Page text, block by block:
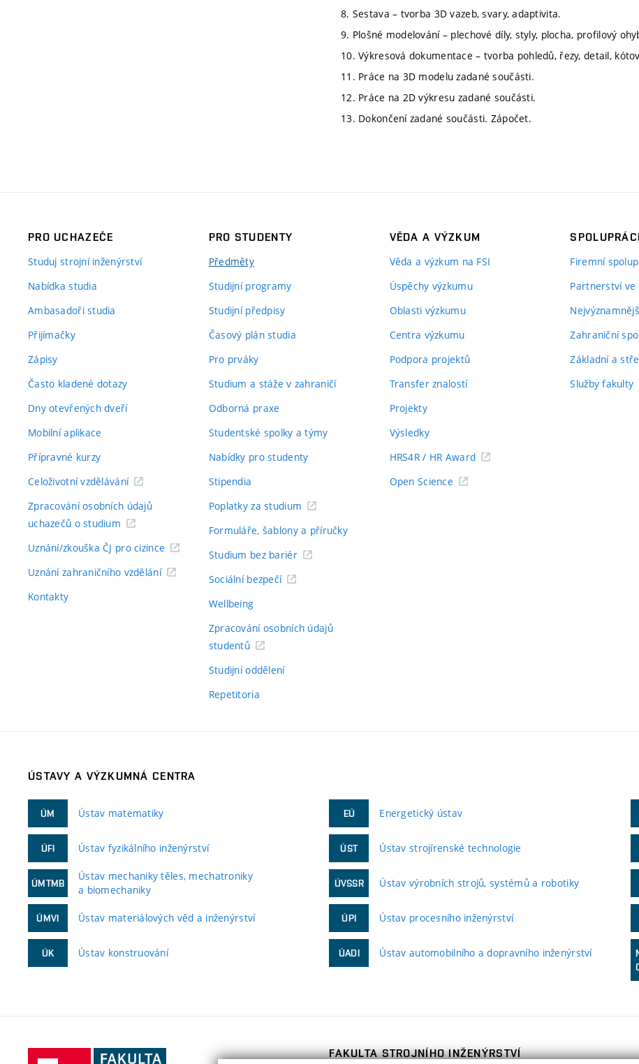
8. Sestava – tvorba 3D vazeb, svary, adaptivita.
9. Plošné modelování – plechové díly, styly, plocha, profilový
10. Výkresová dokumentace – tvorba pohledů, řezy, detail,
11. Práce na 3D modelu zadané součásti.
12. Práce na 2D výkresu zadané součásti.
13. Dokončení zadané součásti. Zápočet.
PRO UCHAZEČE
Studuj strojní inženýrství
Nabídka studia
Ambasadoři studia
Přijímačky
Zápisy
Často kladené dotazy
Dny otevřených dveří
Mobilní aplikace
Přípravné kurzy
Celoživotní vzdělávání
Zpracování osobních údajů
uchazečů o studium
Uznání/zkouška ČJ pro cizince
Uznání zahraničního vzdělání
Kontakty
PRO STUDENTY
Předměty
Studijní programy
Studijní předpisy
Časový plán studia
Pro prváky
Studium a stáže v zahraničí
Odborná praxe
Studentské spolky a týmy
Nabídky pro studenty
Stipendia
Poplatky za studium
Formuláře, šablony a příručky
Studium bez bariér
Sociální bezpečí
Wellbeing
Zpracování osobních údajů
studentů
Studijní oddělení
Repetitoria
VĚDA A VÝZKUM
Věda a výzkum na FSI
Úspěchy výzkumu
Oblasti výzkumu
Centra výzkumu
Podpora projektů
Transfer znalostí
Projekty
Výsledky
HRS4R / HR Award
Open Science
Firemní
Partnerství ve
Zahraniční
Základní a
Služby fakulty
ÚSTAVY A VÝZKUMNÁ CENTRA
ÚM Ústav matematiky
ÚFI Ústav fyzikálního inženýrství
ÚMTMB
Ústav mechaniky těles, mechatroniky
a biomechaniky
ÚMVI Ústav materiálových věd a inženýrství
ÚK Ústav konstruování
EÚ Energetický ústav
ÚST Ústav strojírenské technologie
ÚVSSR Ústav výrobních strojů, systémů a robotiky
ÚPI Ústav procesního inženýrství
ÚADI Ústav automobilního a dopravního inženýrství
Fakulta FAKULTA STROJNÍHO INŽENÝRSTVÍ